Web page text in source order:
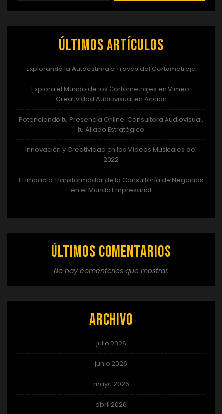
Últimos artículos
Explorando la Autoestima a Través del Cortometraje
Explora el Mundo de los Cortometrajes en Vimeo:
Creatividad Audiovisual en Acción
Potenciando tu Presencia Online: Consultora Audiovisual,
tu Aliado Estratégico
Innovación y Creatividad en los Vídeos Musicales del
2022
El Impacto Transformador de la Consultoría de Negocios
en el Mundo Empresarial
Últimos comentarios
No hay comentarios que mostrar.
Archivo
julio 2026
junio 2026
mayo 2026
abril 2026